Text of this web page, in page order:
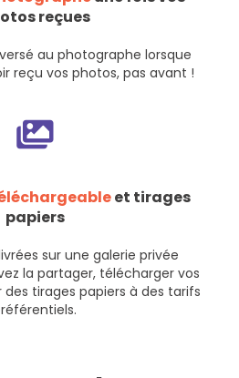
reçues
au photographe lorsque
reçu vos photos, pas avant !
et tirages
papiers
sur une galerie privée
la partager, télécharger vos
tirages papiers à des tarifs